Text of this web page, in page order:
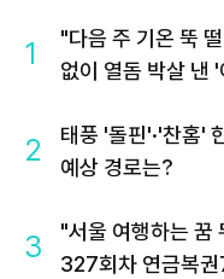
1
"다음 주 기온 뚝
없이 열돔 박살 낸
2
태풍 '돌핀'·'찬홈'
예상 경로는?
3
"서울 여행하는 꿈
327회차 연금복